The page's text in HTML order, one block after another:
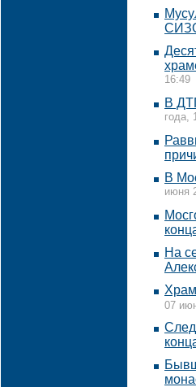
16:49
В
года,
В
июня
На
07